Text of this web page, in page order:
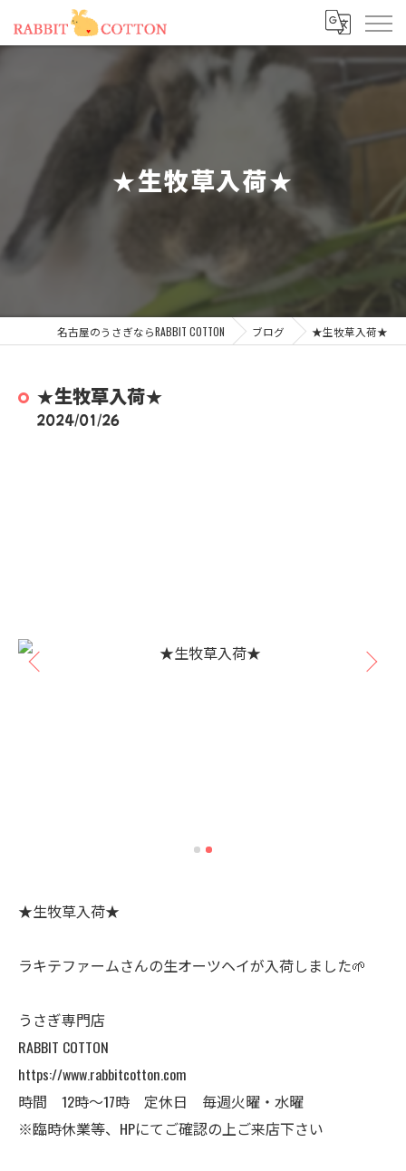
★生牧草入荷★
名古屋のうさぎならRABBIT COTTON ブログ ★生牧草入荷★
★生牧草入荷★
2024/01/26
★生牧草入荷★
ラキテファームさんの生オーツヘイが入荷しました🌱
うさぎ専門店
RABBIT COTTON
https://www.rabbitcotton.com
時間 12時〜17時 定休日 毎週火曜・水曜
※臨時休業等、HPにてご確認の上ご来店下さい